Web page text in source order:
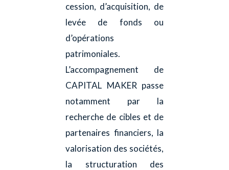
cession, d’acquisition, de
levée de fonds ou
d’opérations
patrimoniales.
L’accompagnement de
CAPITAL MAKER passe
notamment par la
recherche de cibles et de
partenaires financiers, la
valorisation des sociétés,
la structuration des